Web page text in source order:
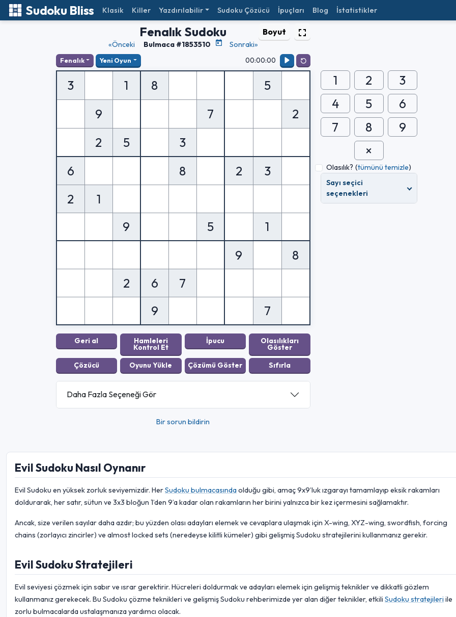
Sudoku Bliss Klasik Killer Yazdırılabilir Sudoku Çözücü İpuçları Blog İstatistikler
Fenalık Sudoku Boyut
«Önceki Bulmaca #1853510 Sonraki»
Fenalık Yeni Oyun 00:00:00
3 1 8
5
9
7
2
2
5
3
6
8 2
3
2
1
9
5
1
9
8
2
6
7
9
7
1 2
3
4
5
6
7
8 9
Olasılık? (tümünü temizle)
Sayı seçici
seçenekleri
Daha Fazla Seçeneği Gör
Bir sorun bildirin
Evil Sudoku Nasıl Oynanır
Evil Sudoku en yüksek zorluk seviyemizdir. HerSudoku bulmacasındaolduğu gibi, amaç 9x9’luk ızgarayı tamamlayıp eksik rakamları
doldurarak, her satır, sütun ve 3x3 bloğun 1’den 9’a kadar olan rakamların her birini yalnızca bir kez içermesini sağlamaktır.
Ancak, size verilen sayılar daha azdır; bu yüzden olası adayları elemek ve cevaplara ulaşmak için X-wing, XYZ-wing, swordfish, forcing
chains (zorlayıcı zincirler) ve almost locked sets (neredeyse kilitli kümeler) gibi gelişmiş Sudoku stratejilerini kullanmanız gerekir.
Evil Sudoku Stratejileri
Evil seviyesi çözmek için sabır ve ısrar gerektirir. Hücreleri doldurmak ve adayları elemek için gelişmiş teknikler ve dikkatli gözlem
kullanmanız gerekecek. Bu Sudoku çözme teknikleri ve gelişmiş Sudoku rehberimizde yer alan diğer teknikler, etkili Sudoku stratejileri ile
zorlu bulmacalarda ustalaşmanıza yardımcı olacak.